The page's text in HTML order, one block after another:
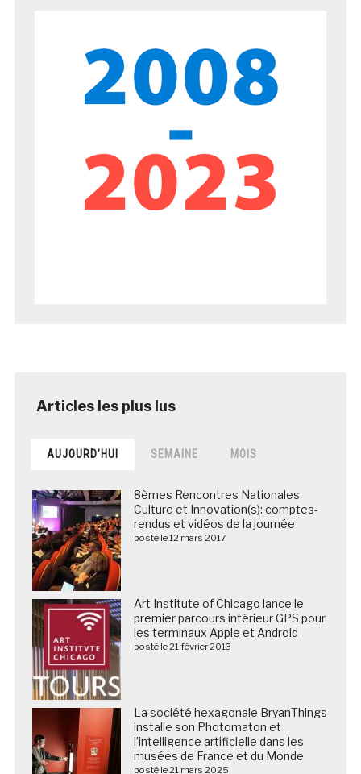
AUJOURD’HUI SEMAINE MOIS
8èmes Rencontres Nationales
Culture et Innovation(s): comptes-
rendus et vidéos de la journée
posté le 12 mars 2017
Art Institute of Chicago lance le
premier parcours intérieur GPS pour
les terminaux Apple et Android
posté le 21 février 2013
La société hexagonale BryanThings
installe son Photomaton et
l’intelligence artificielle dans les
musées de France et du Monde
posté le 21 mars 2025